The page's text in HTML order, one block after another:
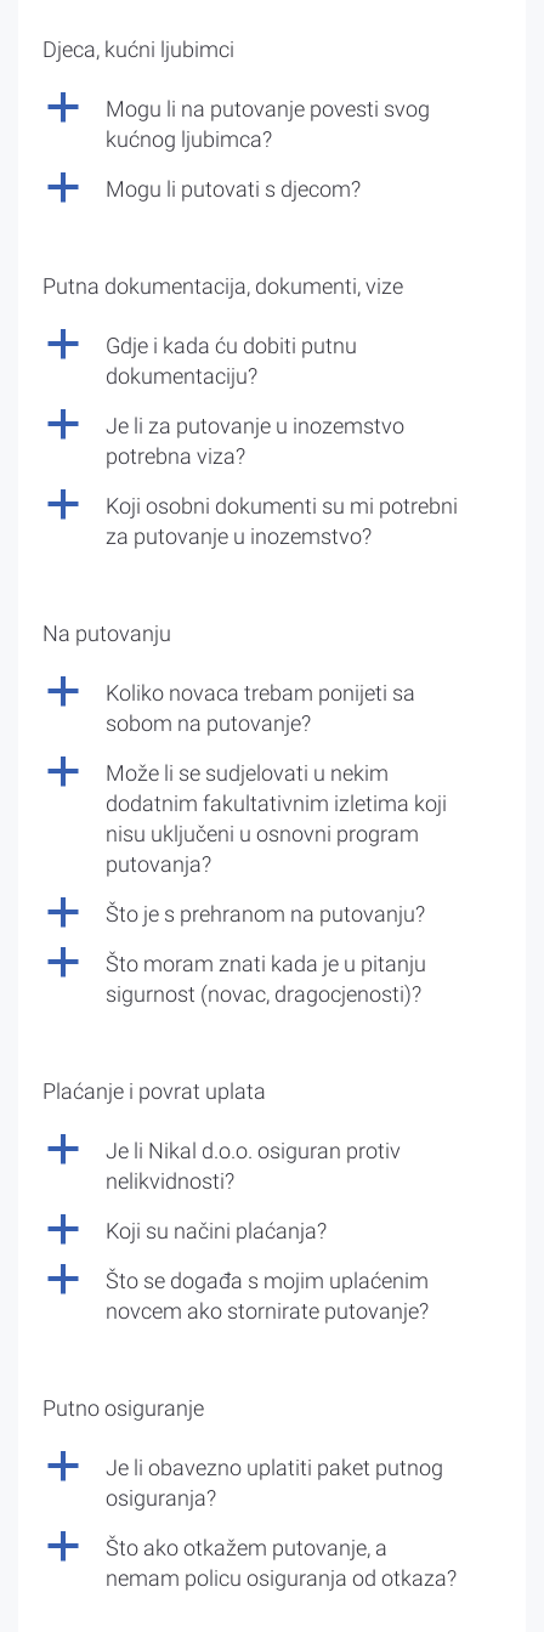
Djeca, kućni ljubimci
a
Mogu li na putovanje povesti svog
kućnog ljubimca?
a Mogu li putovati s djecom?
Putna dokumentacija, dokumenti, vize
a
Gdje i kada ću dobiti putnu
dokumentaciju?
a
Je li za putovanje u inozemstvo
potrebna viza?
a
Koji osobni dokumenti su mi potrebni
za putovanje u inozemstvo?
Na putovanju
a
Koliko novaca trebam ponijeti sa
sobom na putovanje?
a
Može li se sudjelovati u nekim
dodatnim fakultativnim izletima koji
nisu uključeni u osnovni program
putovanja?
a Što je s prehranom na putovanju?
a
Što moram znati kada je u pitanju
sigurnost (novac, dragocjenosti)?
Plaćanje i povrat uplata
a
Je li Nikal d.o.o. osiguran protiv
nelikvidnosti?
a Koji su načini plaćanja?
a
Što se događa s mojim uplaćenim
novcem ako stornirate putovanje?
Putno osiguranje
a
Je li obavezno uplatiti paket putnog
osiguranja?
a
Što ako otkažem putovanje, a
nemam policu osiguranja od otkaza?